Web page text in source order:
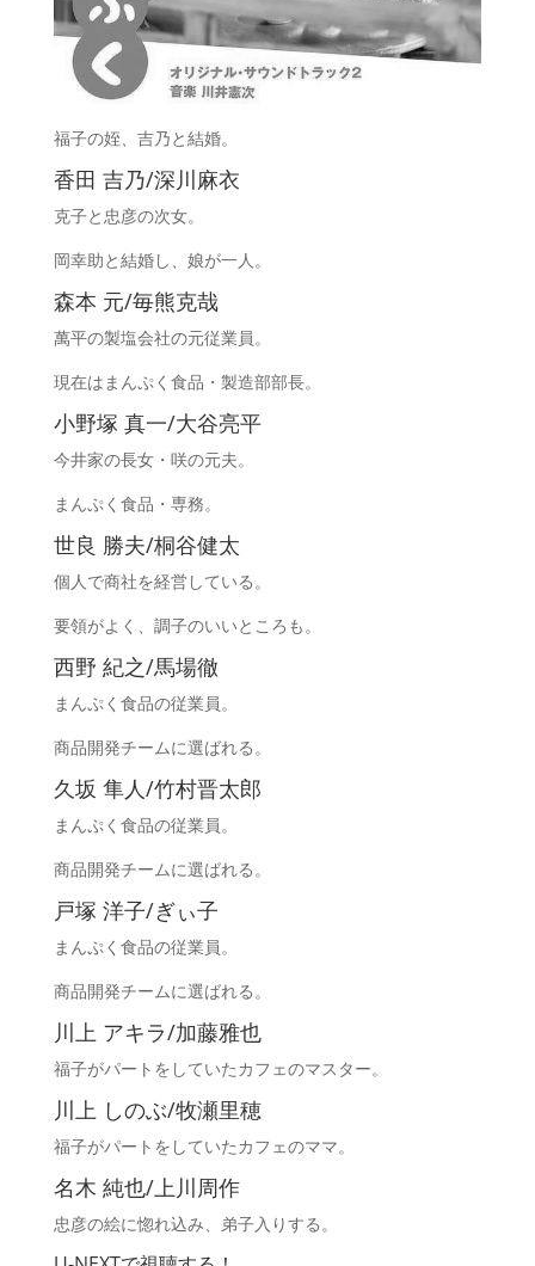
福子の姪、吉乃と結婚。
香田 吉乃/深川麻衣
克子と忠彦の次女。
岡幸助と結婚し、娘が一人。
森本 元/毎熊克哉
萬平の製塩会社の元従業員。
現在はまんぷく食品・製造部部長。
小野塚 真一/大谷亮平
今井家の長女・咲の元夫。
まんぷく食品・専務。
世良 勝夫/桐谷健太
個人で商社を経営している。
要領がよく、調子のいいところも。
西野 紀之/馬場徹
まんぷく食品の従業員。
商品開発チームに選ばれる。
久坂 隼人/竹村晋太郎
まんぷく食品の従業員。
商品開発チームに選ばれる。
戸塚 洋子/ぎぃ子
まんぷく食品の従業員。
商品開発チームに選ばれる。
川上 アキラ/加藤雅也
福子がパートをしていたカフェのマスター。
川上 しのぶ/牧瀬里穂
福子がパートをしていたカフェのママ。
名木 純也/上川周作
忠彦の絵に惚れ込み、弟子入りする。